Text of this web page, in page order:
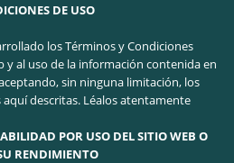
DE USO
los Términos y Condiciones
y al uso de la información contenida en
sin ninguna limitación, los
descritas. Léalos atentamente.
POR USO DEL SITIO WEB O
RENDIMIENTO.